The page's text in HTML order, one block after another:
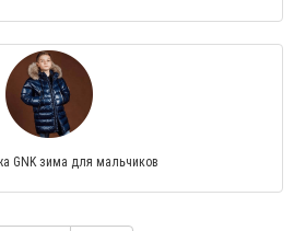
GNK зима для мальчиков